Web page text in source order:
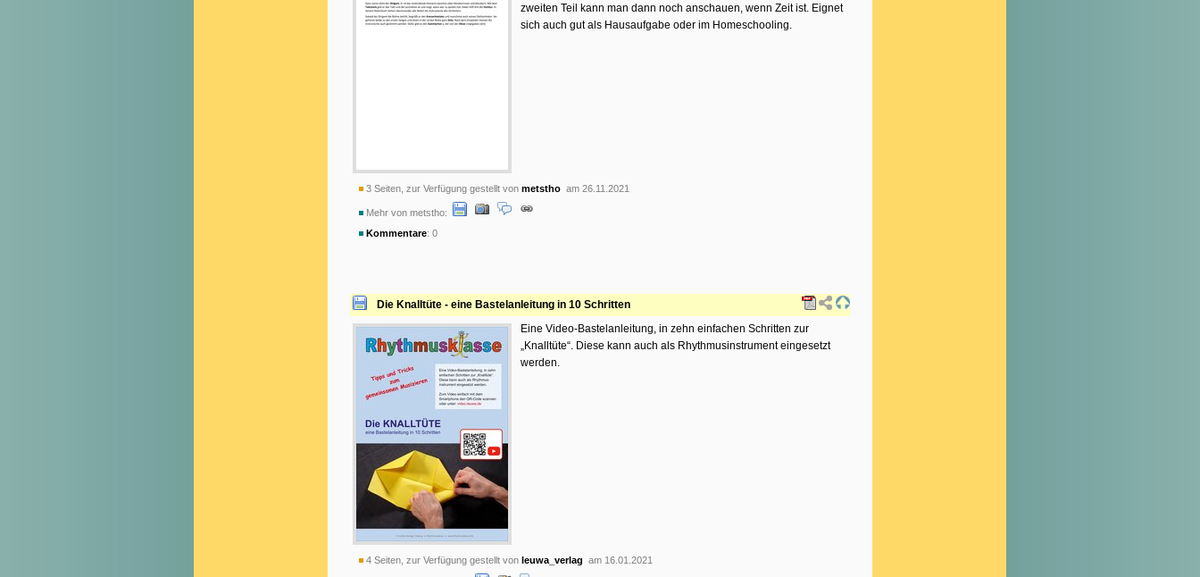
zweiten Teil kann man dann noch anschauen, wenn Zeit ist. Eignet
sich auch gut als Hausaufgabe oder im Homeschooling.
3 Seiten, zur Verfügung gestellt von metstho am 26.11.2021
Mehr von metstho:
Kommentare: 0
Die Knalltüte - eine Bastelanleitung in 10 Schritten
Eine Video-Bastelanleitung, in zehn einfachen Schritten zur
„Knalltüte“. Diese kann auch als Rhythmusinstrument eingesetzt
werden.
4 Seiten, zur Verfügung gestellt von leuwa_verlag am 16.01.2021